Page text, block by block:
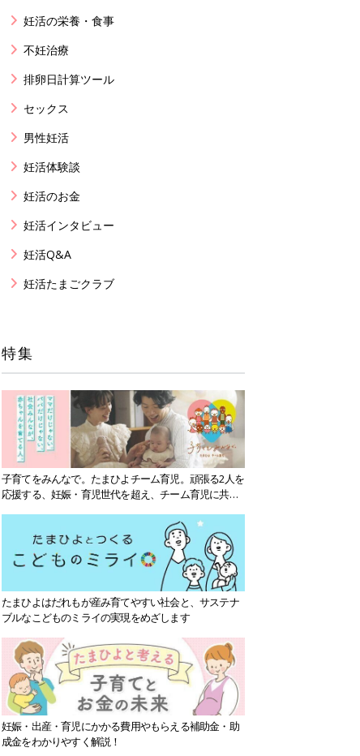
妊活の栄養・食事
不妊治療
排卵日計算ツール
セックス
男性妊活
妊活体験談
妊活のお金
妊活インタビュー
妊活Q&A
妊活たまごクラブ
特集
子育てをみんなで。たまひよチーム育児。頑張る2人を
応援する、妊娠・育児世代を超え、チーム育児に共感
たまひよはだれもが産み育てやすい社会と、サステナ
ブルなこどものミライの実現をめざします
妊娠・出産・育児にかかる費用やもらえる補助金・助
成金をわかりやすく解説！